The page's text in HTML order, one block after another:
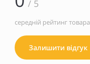
/ 5
середній рейтинг товара
Залишити відгук